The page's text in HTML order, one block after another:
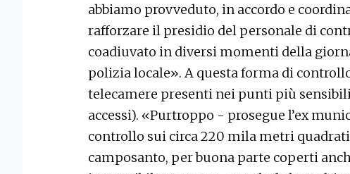
abbiamo provveduto, in accordo e
rafforzare il presidio del personale di
coadiuvato in diversi momenti della
polizia locale». A questa forma di
telecamere presenti nei punti più
accessi). «Purtroppo - prosegue l’ex
controllo sui circa 220 mila metri
camposanto, per buona parte coperti